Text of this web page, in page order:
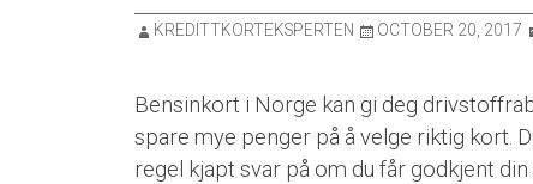
KREDITTKORTEKSPERTEN OCTOBER 20, 2017
Bensinkort i Norge kan gi deg
spare mye penger på å velge riktig kort.
regel kjapt svar på om du får godkjent din